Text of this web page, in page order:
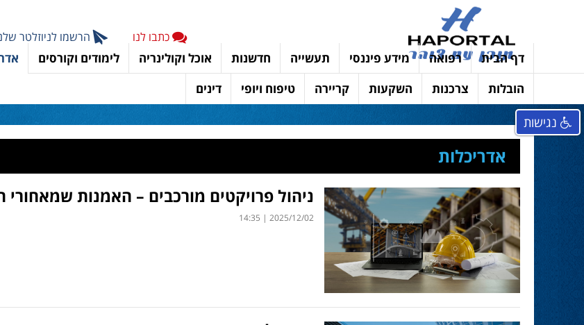
כתבו לנו הרשמו לניוזלטר
דף הבית רפואה מידע פיננסי תעשייה חדשנות אוכל וקולינריה לימודים וקורסים
הובלות
צרכנות השקעות קריירה טיפוח ויופי דינים
אדריכלות
ניהול פרויקטים מורכבים – האמנות
2025/12/02 | 14:35
נגישות